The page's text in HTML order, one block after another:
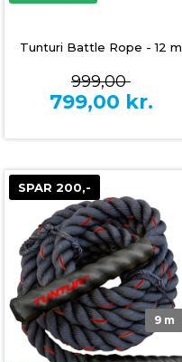
Tunturi Battle Rope - 12 m
999,00
799,00 kr.
SPAR 200,-
9 m